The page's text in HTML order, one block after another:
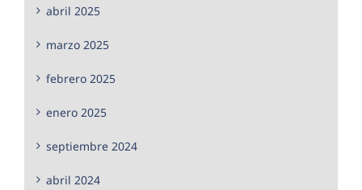
abril 2025
marzo 2025
febrero 2025
enero 2025
septiembre 2024
abril 2024